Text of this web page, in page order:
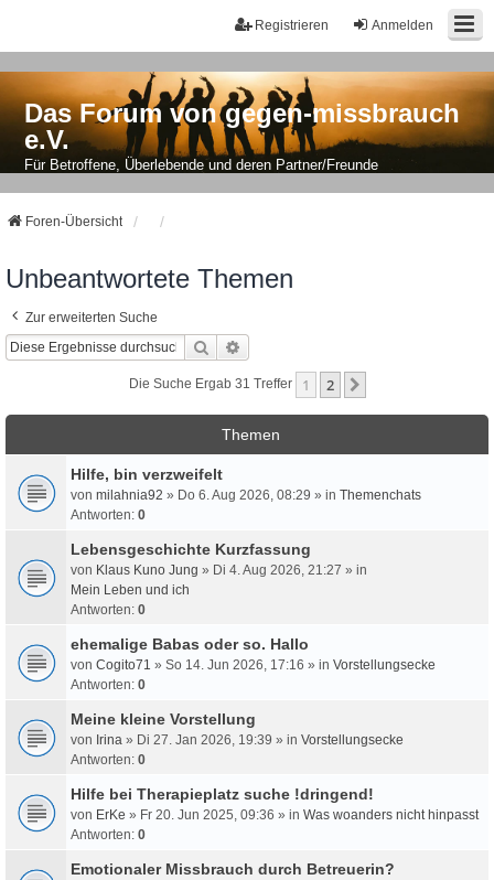
Anmelden
Registrieren
Das Forum von gegen-missbrauch
e.V.
Für Betroffene, Überlebende und deren Partner/Freunde
Foren-Übersicht
Unbeantwortete Themen
Zur erweiterten Suche
Suche
Die Suche Ergab 31 Treffer 1 2
Themen
Hilfe, bin verzweifelt
von milahnia92 » Do 6. Aug 2026, 08:29 » in Themenchats
Antworten: 0
Lebensgeschichte Kurzfassung
von Klaus Kuno Jung » Di 4. Aug 2026, 21:27 » in
Mein Leben und ich
Antworten: 0
ehemalige Babas oder so. Hallo
von Cogito71 » So 14. Jun 2026, 17:16 » in Vorstellungsecke
Antworten: 0
Meine kleine Vorstellung
von Irina » Di 27. Jan 2026, 19:39 » in Vorstellungsecke
Antworten: 0
Hilfe bei Therapieplatz suche !dringend!
von ErKe » Fr 20. Jun 2025, 09:36 » in Was woanders nicht hinpasst
Antworten: 0
Emotionaler Missbrauch durch Betreuerin?